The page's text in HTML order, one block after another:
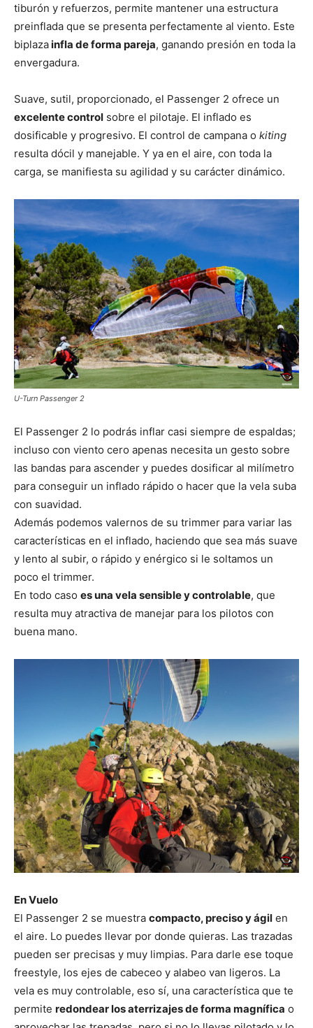
tiburón y refuerzos, permite mantener una estructura
preinflada que se presenta perfectamente al viento. Este
biplazainfla de forma pareja, ganando presión en toda la
envergadura.
Suave, sutil, proporcionado, el Passenger 2 ofrece un
excelente control sobre el pilotaje. El inflado es
dosificable y progresivo. El control de campana o kiting
resulta dócil y manejable. Y ya en el aire, con toda la
carga, se manifiesta su agilidad y su carácter dinámico.
U-Turn Passenger 2
El Passenger 2 lo podrás inflar casi siempre de espaldas;
incluso con viento cero apenas necesita un gesto sobre
las bandas para ascender y puedes dosificar al milímetro
para conseguir un inflado rápido o hacer que la vela suba
con suavidad.
Además podemos valernos de su trimmer para variar las
características en el inflado, haciendo que sea más suave
y lento al subir, o rápido y enérgico si le soltamos un
poco el trimmer.
En todo caso es una vela sensible y controlable, que
resulta muy atractiva de manejar para los pilotos con
buena mano.
En Vuelo
El Passenger 2 se muestra compacto, preciso y ágil en
el aire. Lo puedes llevar por donde quieras. Las trazadas
pueden ser precisas y muy limpias. Para darle ese toque
freestyle, los ejes de cabeceo y alabeo van ligeros. La
vela es muy controlable, eso sí, una característica que te
permite redondear los aterrizajes de forma magnífica o